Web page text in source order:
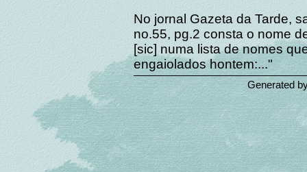
No jornal Gazeta da Tarde,
no.55, pg.2 consta o nome
[sic] numa lista de nomes
engaiolados hontem:..."
Generated